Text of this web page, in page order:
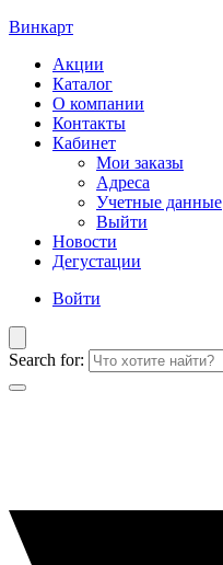
Винкарт
Акции
Каталог
О компании
Контакты
Кабинет
Мои заказы
Адреса
Учетные данные
Выйти
Новости
Дегустации
Войти
Search for: